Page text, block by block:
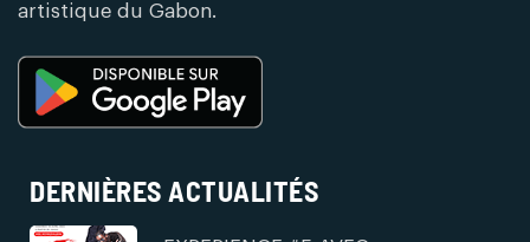
artistique du Gabon.
DERNIÈRES ACTUALITÉS